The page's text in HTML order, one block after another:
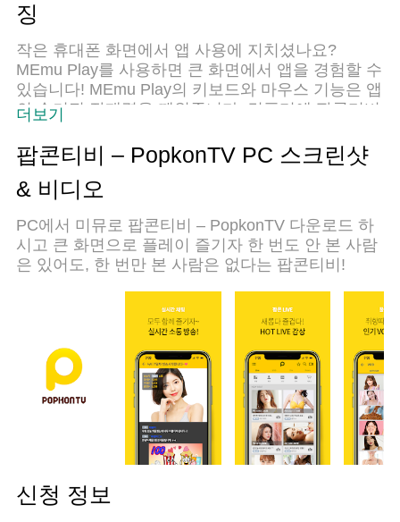
징
작은 휴대폰 화면에서 앱 사용에 지치셨나요?
MEmu Play를 사용하면 큰 화면에서 앱을 경험할 수
있습니다! MEmu Play의 키보드와 마우스 기능은 앱
의 숨겨진 잠재력을 깨워줍니다. 컴퓨터에 팝콘티비
명이나 과열 걱정 없이 좋아하는 앱을 즐길 수 있습
니다. MEmu Play를 사용하면 컴퓨터에서 앱을 쉽게
사용할 수 있으며, 언제나 고품질 경험을 보장합니
더보기
팝콘티비 – PopkonTV PC 스크린샷
& 비디오
PC에서 미뮤로 팝콘티비 – PopkonTV 다운로드 하
시고 큰 화면으로 플레이 즐기자 한 번도 안 본 사람
은 있어도, 한 번만 본 사람은 없다는 팝콘티비!
신청 정보